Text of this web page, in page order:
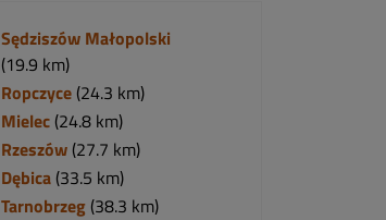
Sędziszów Małopolski
(19.9 km)
Ropczyce (24.3 km)
Mielec (24.8 km)
Rzeszów (27.7 km)
Dębica (33.5 km)
Tarnobrzeg (38.3 km)